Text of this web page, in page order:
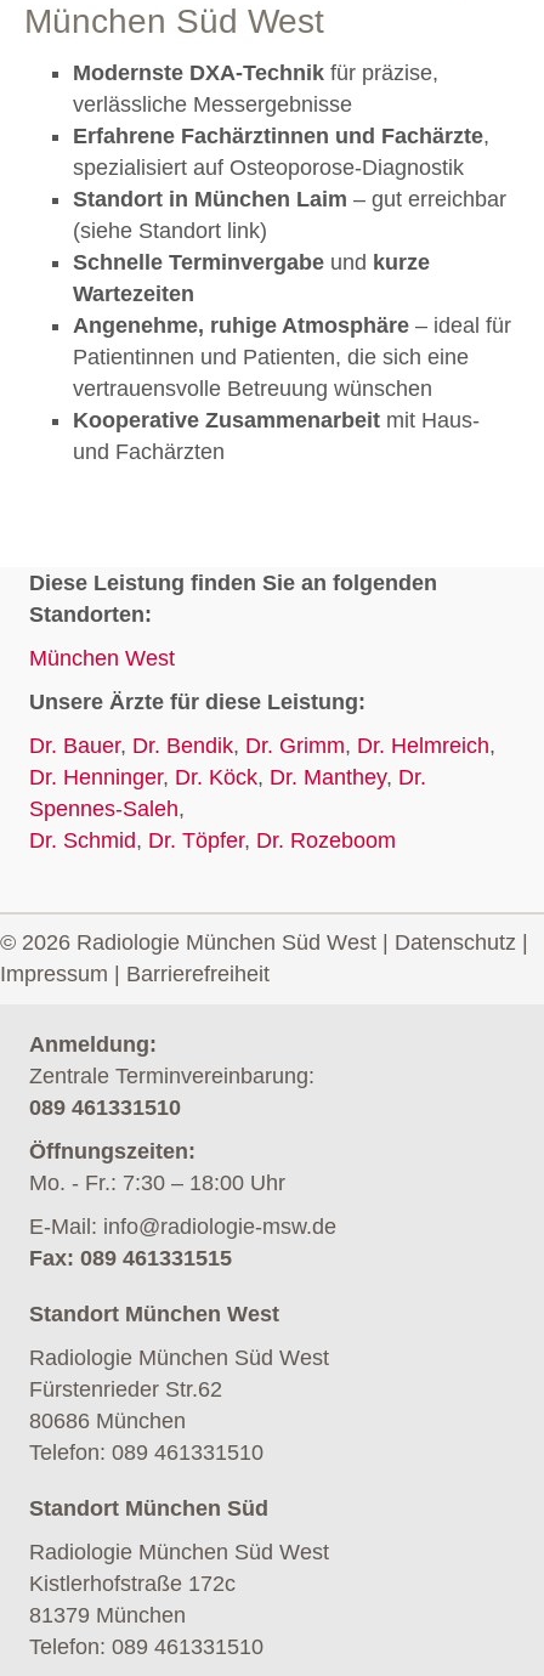
München Süd West
Modernste DXA-Technik für präzise,
verlässliche Messergebnisse
Erfahrene Fachärztinnen und Fachärzte,
spezialisiert auf Osteoporose-Diagnostik
Standort in München Laim – gut erreichbar
(siehe Standort link)
Schnelle Terminvergabe und kurze
Wartezeiten
Angenehme, ruhige Atmosphäre – ideal für
Patientinnen und Patienten, die sich eine
vertrauensvolle Betreuung wünschen
Kooperative Zusammenarbeit mit Haus-
und Fachärzten
Diese Leistung finden Sie an folgenden
Standorten:
München West
Unsere Ärzte für diese Leistung:
Dr. Bauer, Dr. Bendik, Dr. Grimm, Dr. Helmreich,
Dr. Henninger, Dr. Köck, Dr. Manthey, Dr.
Spennes-Saleh,
Dr. Schmid, Dr. Töpfer, Dr. Rozeboom
© 2026 Radiologie München Süd West | Datenschutz |
Impressum | Barrierefreiheit
Anmeldung:
Zentrale Terminvereinbarung:
089 461331510
Öffnungszeiten:
Mo. - Fr.: 7:30 – 18:00 Uhr
E-Mail: info@radiologie-msw.de
Fax: 089 461331515
Standort München West
Radiologie München Süd West
Fürstenrieder Str.62
80686 München
Telefon: 089 461331510
Standort München Süd
Radiologie München Süd West
Kistlerhofstraße 172c
81379 München
Telefon: 089 461331510